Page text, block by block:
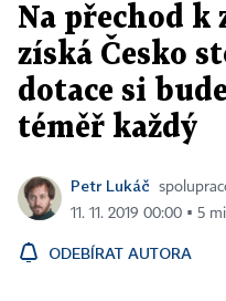
Na přechod k
získá Česko
dotace si
téměř každý
Petr Lukáč
11. 11. 2019 00:00 ▪ 5
ODEBÍRAT AUTORA